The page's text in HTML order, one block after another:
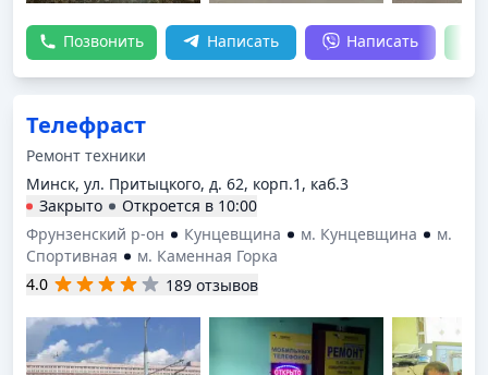
Позвонить Написать Написать
Телефраст
Ремонт техники
Минск, ул. Притыцкого, д. 62, корп.1, каб.3
Закрыто
Откроется в 10:00
Фрунзенский р-он
Кунцевщина м. Кунцевщина
м.
Спортивная
м. Каменная Горка
4.0
189 отзывов